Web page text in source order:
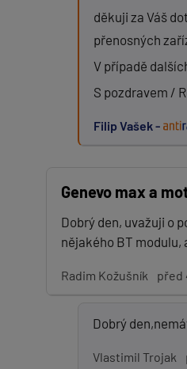
děkuji za Váš
přenosných
V případě
S pozdravem /
Filip Vašek -
Genevo max a
Dobrý den, uvažuji o
nějakého BT
Radim Kožušník před
Dobrý
Vlastimil Trojak